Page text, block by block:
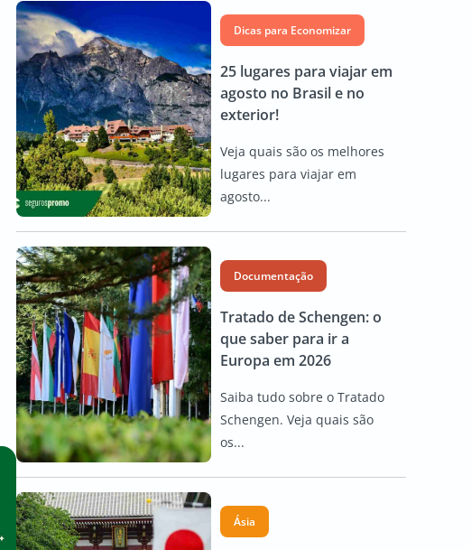
Dicas para Economizar
25 lugares para viajar em
agosto no Brasil e no
exterior!
Veja quais são os melhores
lugares para viajar em
agosto...
Documentação
Tratado de Schengen: o
que saber para ir a
Europa em 2026
Saiba tudo sobre o Tratado
Schengen. Veja quais são
os...
Ásia